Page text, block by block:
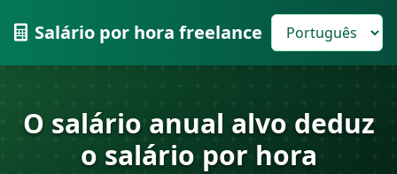
Salário por hora freelance
O salário anual alvo deduz
o salário por hora